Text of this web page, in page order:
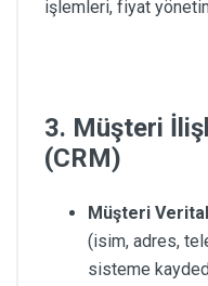
işlemleri, fiyat
3. Müşteri
(CRM)
Müşteri
(isim, adres,
sisteme